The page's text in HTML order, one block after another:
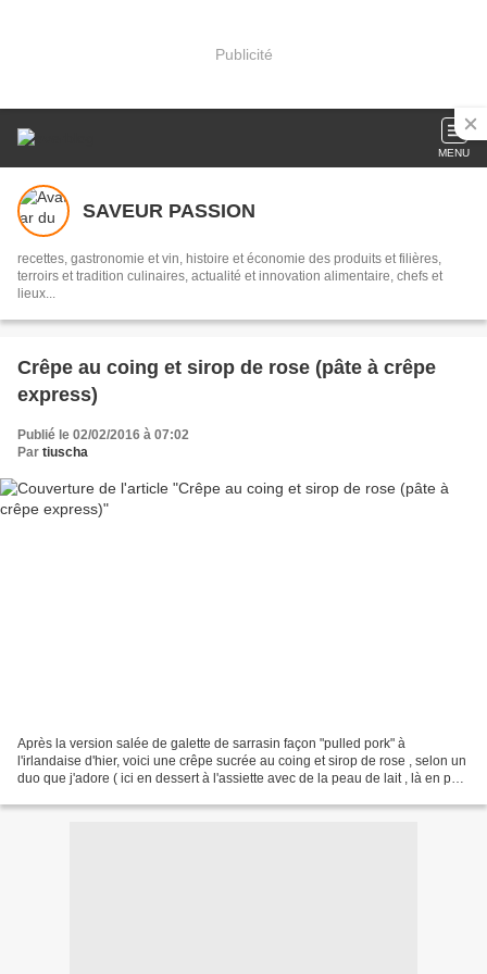
Publicité
MENU
SAVEUR PASSION
recettes, gastronomie et vin, histoire et économie des produits et filières,
terroirs et tradition culinaires, actualité et innovation alimentaire, chefs et
lieux...
Crêpe au coing et sirop de rose (pâte à crêpe
express)
Publié le 02/02/2016 à 07:02
Par tiuscha
Après la version salée de galette de sarrasin façon "pulled pork" à
l'irlandaise d'hier, voici une crêpe sucrée au coing et sirop de rose , selon un
duo que j'adore ( ici en dessert à l'assiette avec de la peau de lait , là en pâte